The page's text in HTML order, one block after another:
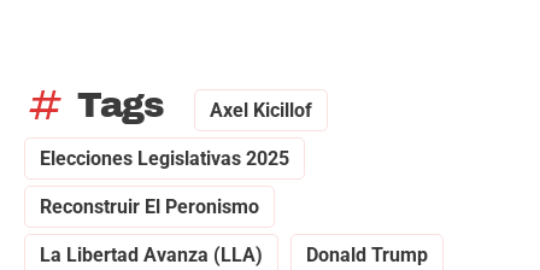
tag Tags Axel Kicillof
Elecciones Legislativas 2025
Reconstruir El Peronismo
La Libertad Avanza (LLA) Donald Trump